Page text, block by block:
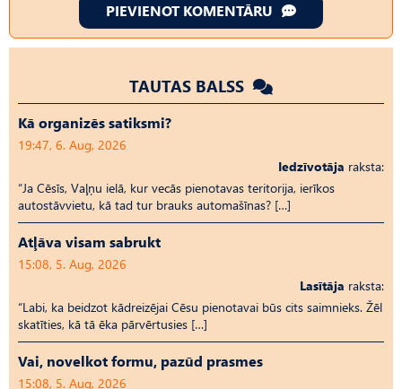
PIEVIENOT KOMENTĀRU
TAUTAS BALSS
Kā organizēs satiksmi?
19:47, 6. Aug, 2026
Iedzīvotāja raksta:
“Ja Cēsīs, Vaļņu ielā, kur vecās pienotavas teritorija, ierīkos
autostāvvietu, kā tad tur brauks automašīnas? […]
Atļāva visam sabrukt
15:08, 5. Aug, 2026
Lasītāja raksta:
“Labi, ka beidzot kādreizējai Cēsu pienotavai būs cits saimnieks. Žēl
skatīties, kā tā ēka pārvērtusies […]
Vai, novelkot formu, pazūd prasmes
15:08, 5. Aug, 2026